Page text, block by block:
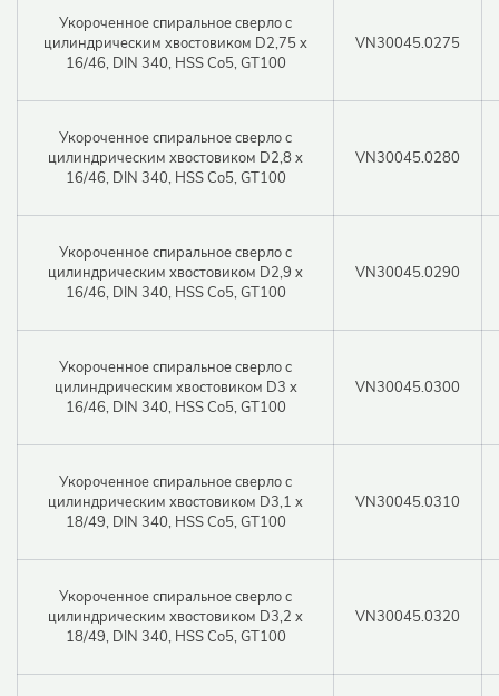
Укороченное спиральное сверло с
цилиндрическим хвостовиком D2,75 x
16/46, DIN 340, HSS Co5, GT100
VN30045.0275
Укороченное спиральное сверло с
цилиндрическим хвостовиком D2,8 x
16/46, DIN 340, HSS Co5, GT100
VN30045.0280
Укороченное спиральное сверло с
цилиндрическим хвостовиком D2,9 x
16/46, DIN 340, HSS Co5, GT100
VN30045.0290
Укороченное спиральное сверло с
цилиндрическим хвостовиком D3 x
16/46, DIN 340, HSS Co5, GT100
VN30045.0300
Укороченное спиральное сверло с
цилиндрическим хвостовиком D3,1 x
18/49, DIN 340, HSS Co5, GT100
VN30045.0310
Укороченное спиральное сверло с
цилиндрическим хвостовиком D3,2 x
18/49, DIN 340, HSS Co5, GT100
VN30045.0320